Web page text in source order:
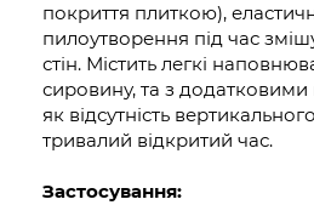
покриття плиткою),
пилоутворення під час
стін. Містить легкі
сировину, та з
як відсутність
тривалий відкритий час.
Застосування: